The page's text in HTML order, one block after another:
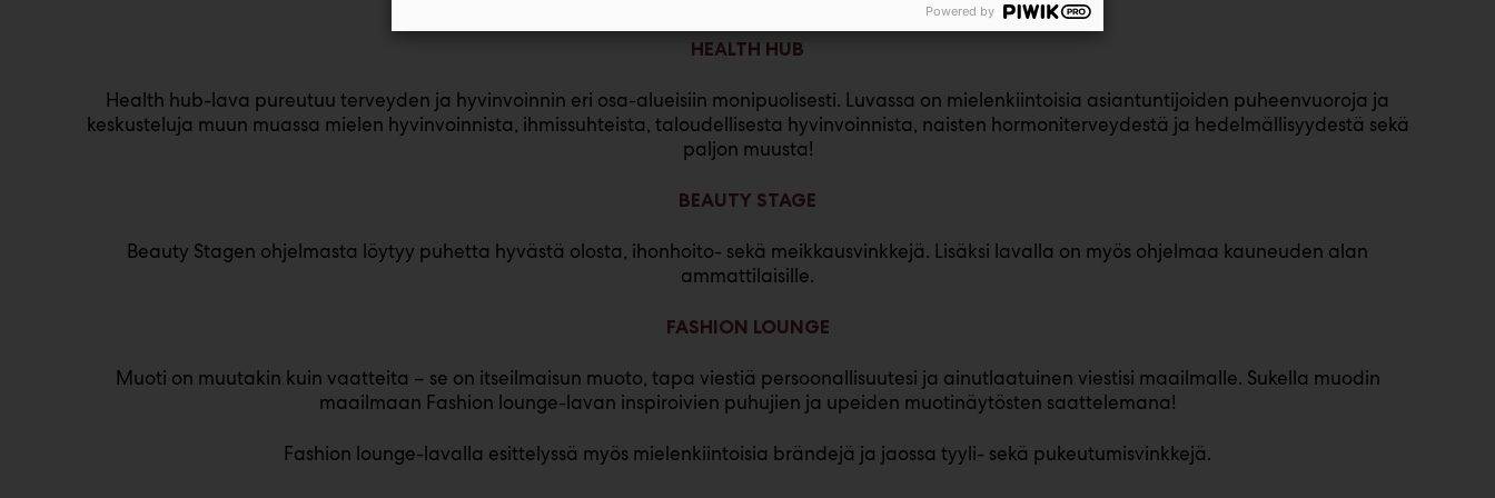
HEALTH HUB
Health hub-lava pureutuu terveyden ja hyvinvoinnin eri osa-alueisiin monipuolisesti. Luvassa on mielenkiintoisia asiantuntijoiden puheenvuoroja ja
keskusteluja muun muassa mielen hyvinvoinnista, ihmissuhteista, taloudellisesta hyvinvoinnista, naisten hormoniterveydestä ja hedelmällisyydestä sekä
paljon muusta!
BEAUTY STAGE
Beauty Stagen ohjelmasta löytyy puhetta hyvästä olosta, ihonhoito- sekä meikkausvinkkejä. Lisäksi lavalla on myös ohjelmaa kauneuden alan
ammattilaisille.
FASHION LOUNGE
Muoti on muutakin kuin vaatteita – se on itseilmaisun muoto, tapa viestiä persoonallisuutesi ja ainutlaatuinen viestisi maailmalle. Sukella muodin
maailmaan Fashion lounge-lavan inspiroivien puhujien ja upeiden muotinäytösten saattelemana!
Fashion lounge-lavalla esittelyssä myös mielenkiintoisia brändejä ja jaossa tyyli- sekä pukeutumisvinkkejä.
Powered by